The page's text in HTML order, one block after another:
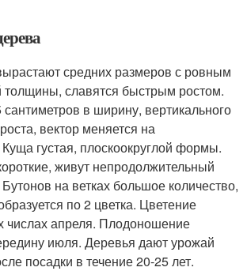
средних размеров с ровным
толщины, славятся быстрым ростом.
в ширину, вертикального
вектор меняется на
густая, плоскоокруглой формы.
живут непродолжительный
на ветках большое количество,
по 2 цветка. Цветение
числах апреля. Плодоношение
июля. Деревья дают урожай
посадки в течение 20-25 лет.